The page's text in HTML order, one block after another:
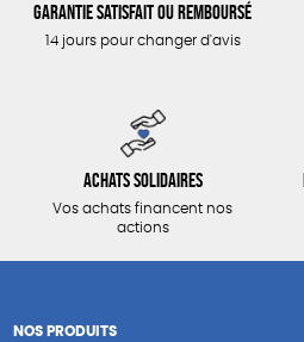
Garantie satisfait ou remboursé
14 jours pour changer d'avis
Achats solidaires
Vos achats financent nos
actions
NOS PRODUITS